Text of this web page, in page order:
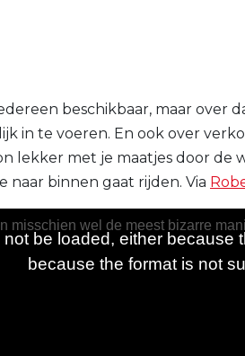
beschikbaar, maar over
in te voeren. En ook over
lekker met je maatjes door de
naar binnen gaat rijden. Via